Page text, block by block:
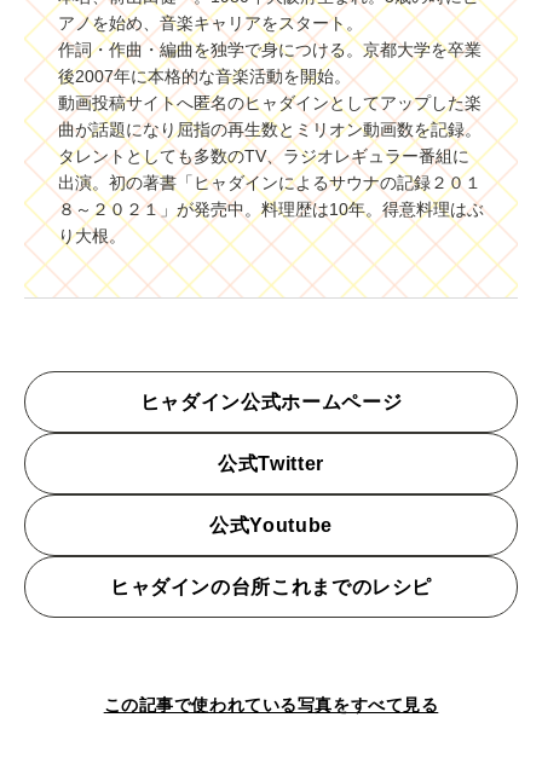
アノを始め、音楽キャリアをスタート。
作詞・作曲・編曲を独学で身につける。京都大学を卒業
後2007年に本格的な音楽活動を開始。
動画投稿サイトへ匿名のヒャダインとしてアップした楽
曲が話題になり屈指の再生数とミリオン動画数を記録。
タレントとしても多数のTV、ラジオレギュラー番組に
出演。初の著書「ヒャダインによるサウナの記録２０１
８～２０２１」が発売中。料理歴は10年。得意料理はぶ
り大根。
ヒャダイン公式ホームページ
公式Twitter
公式Youtube
ヒャダインの台所これまでのレシピ
この記事で使われている写真をすべて見る